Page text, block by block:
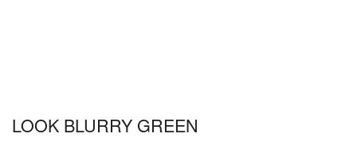
LOOK BLURRY GREEN